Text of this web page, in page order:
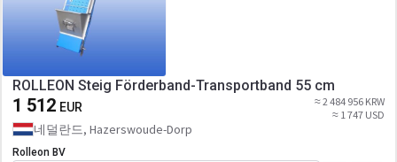
ROLLEON Steig Förderband-Transportband 55 cm
1 512 EUR
≈ 2 484 956 KRW
≈ 1 747 USD
네덜란드, Hazerswoude-Dorp
Rolleon BV